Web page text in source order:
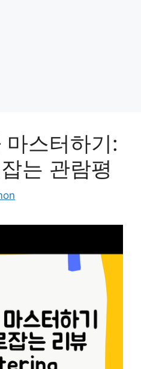
마스터하기:
는 관람평